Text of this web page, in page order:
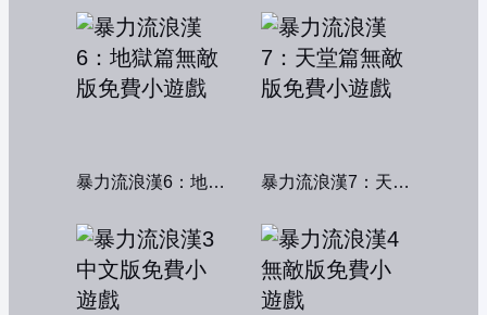
暴力流浪漢6：地獄篇無敵版 暴力流浪漢7：天堂篇無敵版